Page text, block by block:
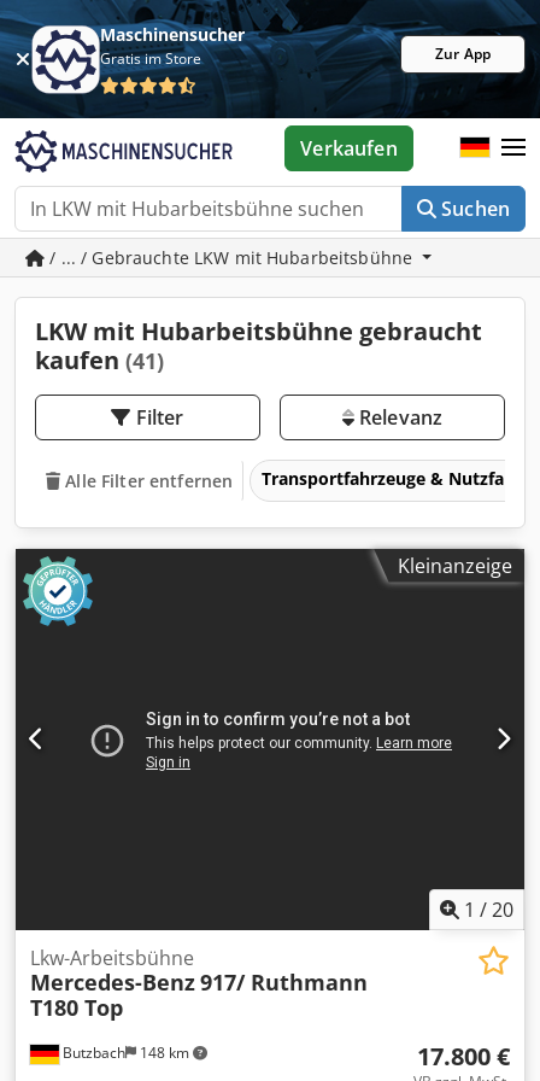
Maschinensucher
Gratis im Store Zur App
Suchen
Verkaufen
/ ... / Gebrauchte LKW mit Hubarbeitsbühne
LKW mit Hubarbeitsbühne gebraucht
kaufen (41)
Filter Relevanz
Alle Filter entfernen Transportfahrzeuge &
Kleinanzeige
1 /20
Butzbach 148 km
Lkw-Arbeitsbühne
Mercedes-Benz917/ Ruthmann
T180 Top
17.800 €